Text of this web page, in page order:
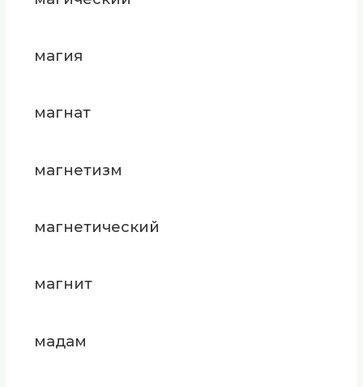
магия
магнат
магнетизм
магнетический
магнит
мадам